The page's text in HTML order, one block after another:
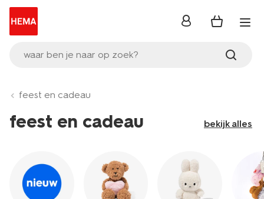
waar ben je naar op zoek?
inloggen
feest en cadeau
feest en cadeau bekijk alles